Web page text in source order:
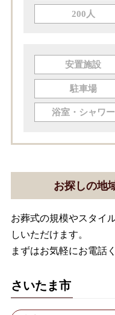
200人
安置施設
駐車場
浴室・シャワー
お探しの地
お葬式の規模やスタイ
しいただけます。
まずはお気軽にお電話
さいたま市